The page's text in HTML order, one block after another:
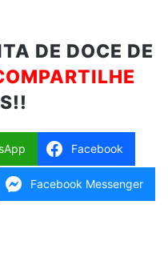
DE DOCE DE
Facebook
Facebook Messenger